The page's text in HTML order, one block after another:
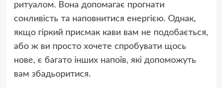
ритуалом. Вона допомагає прогнати
сонливість та наповнитися енергією. Однак,
якщо гіркий присмак кави вам не подобається,
або ж ви просто хочете спробувати щось
нове, є багато інших напоїв, які допоможуть
вам збадьоритися.